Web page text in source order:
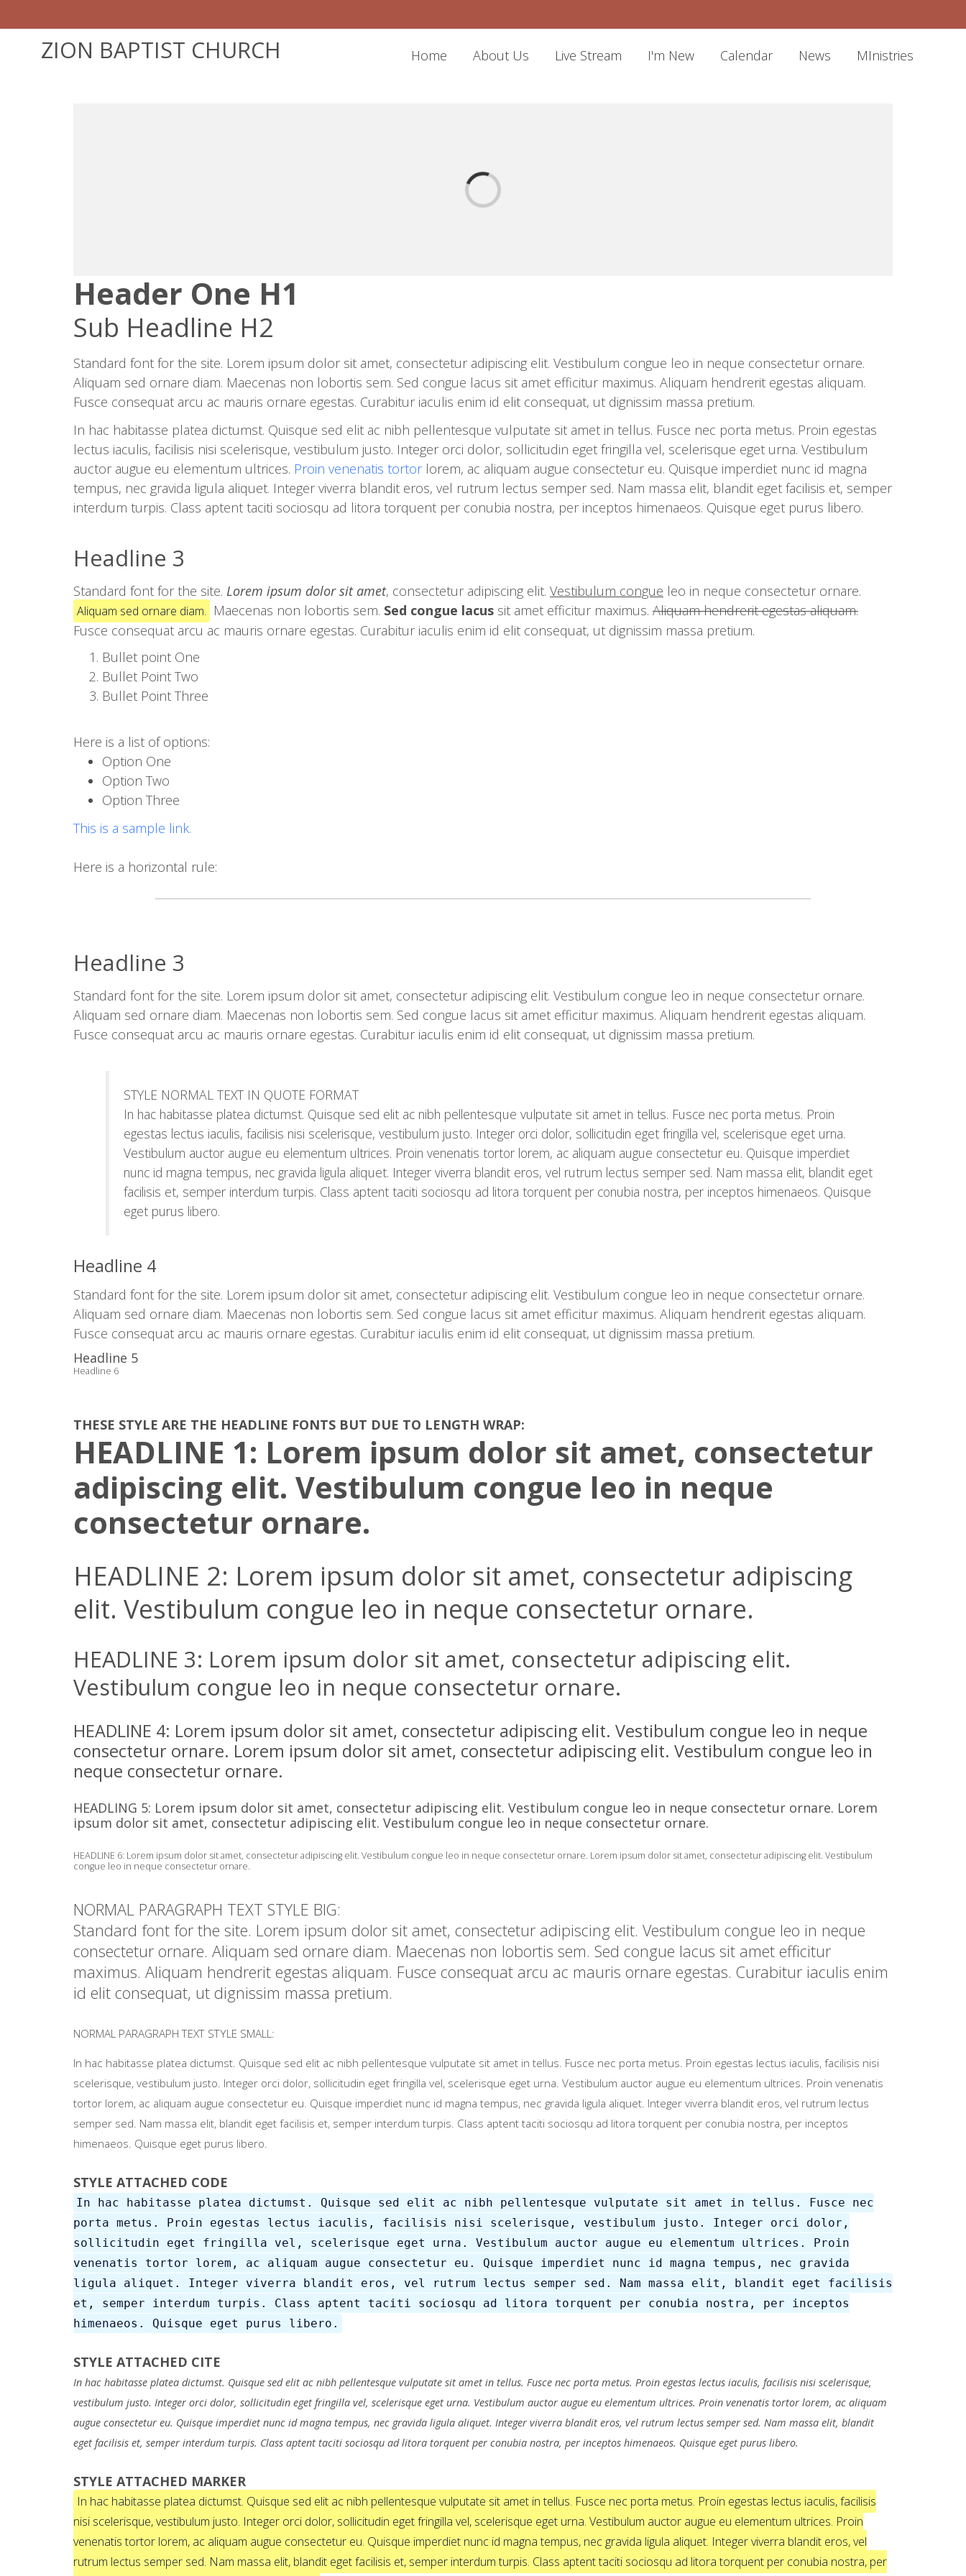
ZION BAPTIST CHURCH Home About Us Live Stream I'm New Calendar News MInistries
Header One H1
Sub Headline H2
Standard font for the site. Lorem ipsum dolor sit amet, consectetur adipiscing elit. Vestibulum congue leo in neque consectetur ornare.
Aliquam sed ornare diam. Maecenas non lobortis sem. Sed congue lacus sit amet efficitur maximus. Aliquam hendrerit egestas aliquam.
Fusce consequat arcu ac mauris ornare egestas. Curabitur iaculis enim id elit consequat, ut dignissim massa pretium.
In hac habitasse platea dictumst. Quisque sed elit ac nibh pellentesque vulputate sit amet in tellus. Fusce nec porta metus. Proin egestas
lectus iaculis, facilisis nisi scelerisque, vestibulum justo. Integer orci dolor, sollicitudin eget fringilla vel, scelerisque eget urna. Vestibulum
auctor augue eu elementum ultrices. Proin venenatis tortorlorem, ac aliquam augue consectetur eu. Quisque imperdiet nunc id magna
tempus, nec gravida ligula aliquet. Integer viverra blandit eros, vel rutrum lectus semper sed. Nam massa elit, blandit eget facilisis et, semper
interdum turpis. Class aptent taciti sociosqu ad litora torquent per conubia nostra, per inceptos himenaeos. Quisque eget purus libero.
Headline 3
Standard font for the site. Lorem ipsum dolor sit amet, consectetur adipiscing elit. Vestibulum congue leo in neque consectetur ornare.
Aliquam sed ornare diam. Maecenas non lobortis sem. Sed congue lacus sit amet efficitur maximus. Aliquam hendrerit egestas aliquam.
Fusce consequat arcu ac mauris ornare egestas. Curabitur iaculis enim id elit consequat, ut dignissim massa pretium.
Bullet point One
Bullet Point Two
Bullet Point Three
Here is a list of options:
Option One
Option Two
Option Three
This is a sample link.
Here is a horizontal rule:
Headline 3
Standard font for the site. Lorem ipsum dolor sit amet, consectetur adipiscing elit. Vestibulum congue leo in neque consectetur ornare.
Aliquam sed ornare diam. Maecenas non lobortis sem. Sed congue lacus sit amet efficitur maximus. Aliquam hendrerit egestas aliquam.
Fusce consequat arcu ac mauris ornare egestas. Curabitur iaculis enim id elit consequat, ut dignissim massa pretium.
STYLE NORMAL TEXT IN QUOTE FORMAT
In hac habitasse platea dictumst. Quisque sed elit ac nibh pellentesque vulputate sit amet in tellus. Fusce nec porta metus. Proin
egestas lectus iaculis, facilisis nisi scelerisque, vestibulum justo. Integer orci dolor, sollicitudin eget fringilla vel, scelerisque eget urna.
Vestibulum auctor augue eu elementum ultrices. Proin venenatis tortor lorem, ac aliquam augue consectetur eu. Quisque imperdiet
nunc id magna tempus, nec gravida ligula aliquet. Integer viverra blandit eros, vel rutrum lectus semper sed. Nam massa elit, blandit eget
facilisis et, semper interdum turpis. Class aptent taciti sociosqu ad litora torquent per conubia nostra, per inceptos himenaeos. Quisque
eget purus libero.
Headline 4
Standard font for the site. Lorem ipsum dolor sit amet, consectetur adipiscing elit. Vestibulum congue leo in neque consectetur ornare.
Aliquam sed ornare diam. Maecenas non lobortis sem. Sed congue lacus sit amet efficitur maximus. Aliquam hendrerit egestas aliquam.
Fusce consequat arcu ac mauris ornare egestas. Curabitur iaculis enim id elit consequat, ut dignissim massa pretium.
Headline 5
Headline 6
THESE STYLE ARE THE HEADLINE FONTS BUT DUE TO LENGTH WRAP:
HEADLINE 1: Lorem ipsum dolor sit amet, consectetur
adipiscing elit. Vestibulum congue leo in neque
consectetur ornare.
HEADLINE 2: Lorem ipsum dolor sit amet, consectetur adipiscing
elit. Vestibulum congue leo in neque consectetur ornare.
HEADLINE 3: Lorem ipsum dolor sit amet, consectetur adipiscing elit.
Vestibulum congue leo in neque consectetur ornare.
HEADLINE 4: Lorem ipsum dolor sit amet, consectetur adipiscing elit. Vestibulum congue leo in neque
consectetur ornare. Lorem ipsum dolor sit amet, consectetur adipiscing elit. Vestibulum congue leo in
neque consectetur ornare.
HEADLING 5: Lorem ipsum dolor sit amet, consectetur adipiscing elit. Vestibulum congue leo in neque consectetur ornare. Lorem
ipsum dolor sit amet, consectetur adipiscing elit. Vestibulum congue leo in neque consectetur ornare.
HEADLINE 6: Lorem ipsum dolor sit amet, consectetur adipiscing elit. Vestibulum congue leo in neque consectetur ornare. Lorem ipsum dolor sit amet, consectetur adipiscing elit. Vestibulum
congue leo in neque consectetur ornare.
NORMAL PARAGRAPH TEXT STYLE BIG:
Standard font for the site. Lorem ipsum dolor sit amet, consectetur adipiscing elit. Vestibulum congue leo in neque
consectetur ornare. Aliquam sed ornare diam. Maecenas non lobortis sem. Sed congue lacus sit amet efficitur
maximus. Aliquam hendrerit egestas aliquam. Fusce consequat arcu ac mauris ornare egestas. Curabitur iaculis enim
id elit consequat, ut dignissim massa pretium.
NORMAL PARAGRAPH TEXT STYLE SMALL:
In hac habitasse platea dictumst. Quisque sed elit ac nibh pellentesque vulputate sit amet in tellus. Fusce nec porta metus. Proin egestas lectus iaculis, facilisis nisi
scelerisque, vestibulum justo. Integer orci dolor, sollicitudin eget fringilla vel, scelerisque eget urna. Vestibulum auctor augue eu elementum ultrices. Proin venenatis
tortor lorem, ac aliquam augue consectetur eu. Quisque imperdiet nunc id magna tempus, nec gravida ligula aliquet. Integer viverra blandit eros, vel rutrum lectus
semper sed. Nam massa elit, blandit eget facilisis et, semper interdum turpis. Class aptent taciti sociosqu ad litora torquent per conubia nostra, per inceptos
himenaeos. Quisque eget purus libero.
STYLE ATTACHED CODE
In hac habitasse platea dictumst. Quisque sed elit ac nibh pellentesque vulputate sit amet in tellus. Fusce nec
porta metus. Proin egestas lectus iaculis, facilisis nisi scelerisque, vestibulum justo. Integer orci dolor,
sollicitudin eget fringilla vel, scelerisque eget urna. Vestibulum auctor augue eu elementum ultrices. Proin
venenatis tortor lorem, ac aliquam augue consectetur eu. Quisque imperdiet nunc id magna tempus, nec gravida
ligula aliquet. Integer viverra blandit eros, vel rutrum lectus semper sed. Nam massa elit, blandit eget facilisis
et, semper interdum turpis. Class aptent taciti sociosqu ad litora torquent per conubia nostra, per inceptos
himenaeos. Quisque eget purus libero.
STYLE ATTACHED CITE
In hac habitasse platea dictumst. Quisque sed elit ac nibh pellentesque vulputate sit amet in tellus. Fusce nec porta metus. Proin egestas lectus iaculis, facilisis nisi scelerisque,
vestibulum justo. Integer orci dolor, sollicitudin eget fringilla vel, scelerisque eget urna. Vestibulum auctor augue eu elementum ultrices. Proin venenatis tortor lorem, ac aliquam
augue consectetur eu. Quisque imperdiet nunc id magna tempus, nec gravida ligula aliquet. Integer viverra blandit eros, vel rutrum lectus semper sed. Nam massa elit, blandit
eget facilisis et, semper interdum turpis. Class aptent taciti sociosqu ad litora torquent per conubia nostra, per inceptos himenaeos. Quisque eget purus libero.
STYLE ATTACHED MARKER
In hac habitasse platea dictumst. Quisque sed elit ac nibh pellentesque vulputate sit amet in tellus. Fusce nec porta metus. Proin egestas lectus iaculis, facilisis
nisi scelerisque, vestibulum justo. Integer orci dolor, sollicitudin eget fringilla vel, scelerisque eget urna. Vestibulum auctor augue eu elementum ultrices. Proin
venenatis tortor lorem, ac aliquam augue consectetur eu. Quisque imperdiet nunc id magna tempus, nec gravida ligula aliquet. Integer viverra blandit eros, vel
rutrum lectus semper sed. Nam massa elit, blandit eget facilisis et, semper interdum turpis. Class aptent taciti sociosqu ad litora torquent per conubia nostra, per